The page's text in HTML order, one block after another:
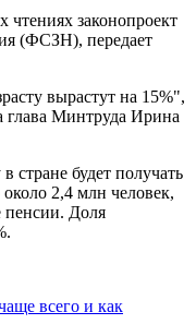
чтениях законопроект
(ФСЗН), передает
вырастут на 15%",
глава Минтруда Ирина
стране будет получать
2,4 млн человек,
пенсии. Доля
всего и как